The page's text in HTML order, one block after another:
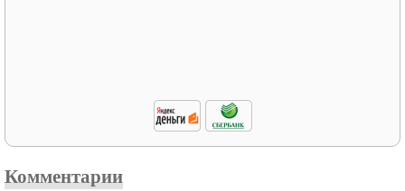
Комментарии